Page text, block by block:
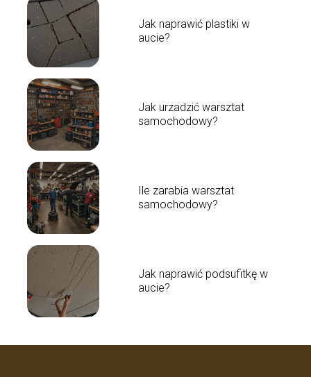
Jak naprawić plastiki w
aucie?
Jak urzadzić warsztat
samochodowy?
Ile zarabia warsztat
samochodowy?
Jak naprawić podsufitkę w
aucie?